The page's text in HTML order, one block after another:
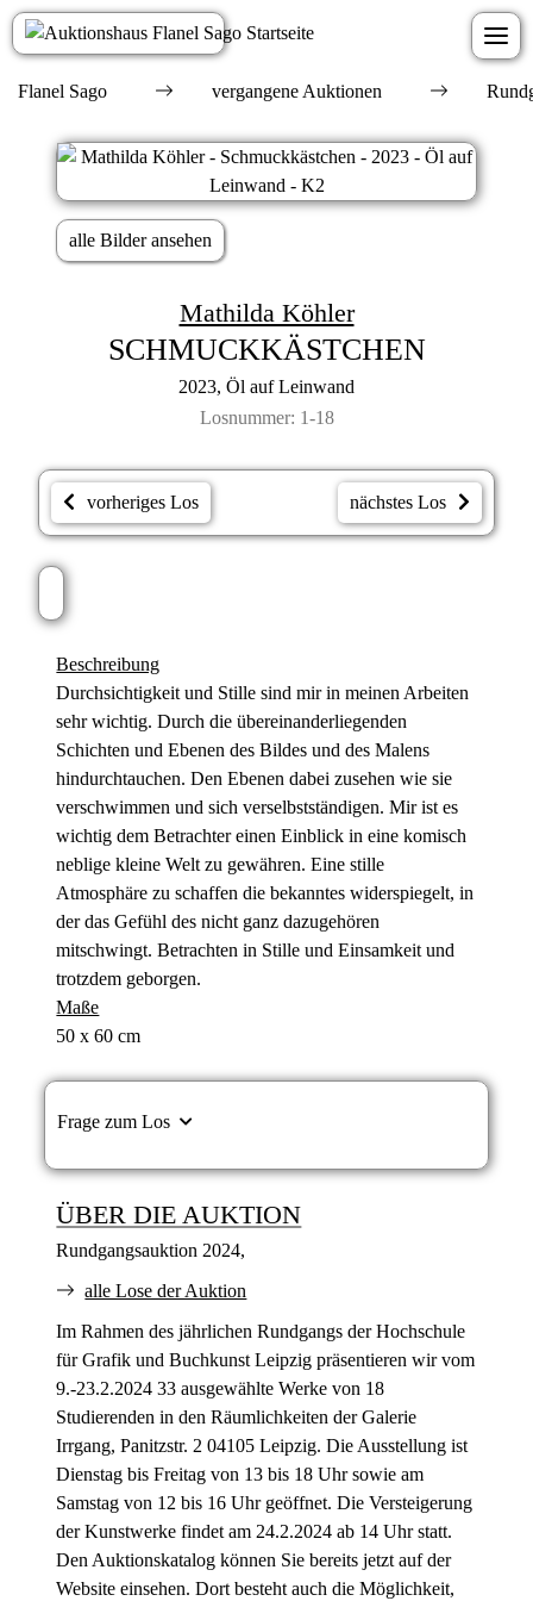
Flanel Sago vergangene Auktionen
alle Bilder ansehen
Mathilda Köhler
SCHMUCKKÄSTCHEN
2023, Öl auf Leinwand
Losnummer: 1-18
vorheriges Los nächstes Los
Beschreibung
Durchsichtigkeit und Stille sind mir in meinen Arbeiten
sehr wichtig. Durch die übereinanderliegenden
Schichten und Ebenen des Bildes und des Malens
hindurchtauchen. Den Ebenen dabei zusehen wie sie
verschwimmen und sich verselbstständigen. Mir ist es
wichtig dem Betrachter einen Einblick in eine komisch
neblige kleine Welt zu gewähren. Eine stille
Atmosphäre zu schaffen die bekanntes widerspiegelt, in
der das Gefühl des nicht ganz dazugehören
mitschwingt. Betrachten in Stille und Einsamkeit und
trotzdem geborgen.
Maße
50 x 60 cm
Frage zum Los
ÜBER DIE AUKTION
Rundgangsauktion 2024,
alle Lose der Auktion
Im Rahmen des jährlichen Rundgangs der Hochschule
für Grafik und Buchkunst Leipzig präsentieren wir vom
9.-23.2.2024 33 ausgewählte Werke von 18
Studierenden in den Räumlichkeiten der Galerie
Irrgang, Panitzstr. 2 04105 Leipzig. Die Ausstellung ist
Dienstag bis Freitag von 13 bis 18 Uhr sowie am
Samstag von 12 bis 16 Uhr geöffnet. Die Versteigerung
der Kunstwerke findet am 24.2.2024 ab 14 Uhr statt.
Den Auktionskatalog können Sie bereits jetzt auf der
Website einsehen. Dort besteht auch die Möglichkeit,